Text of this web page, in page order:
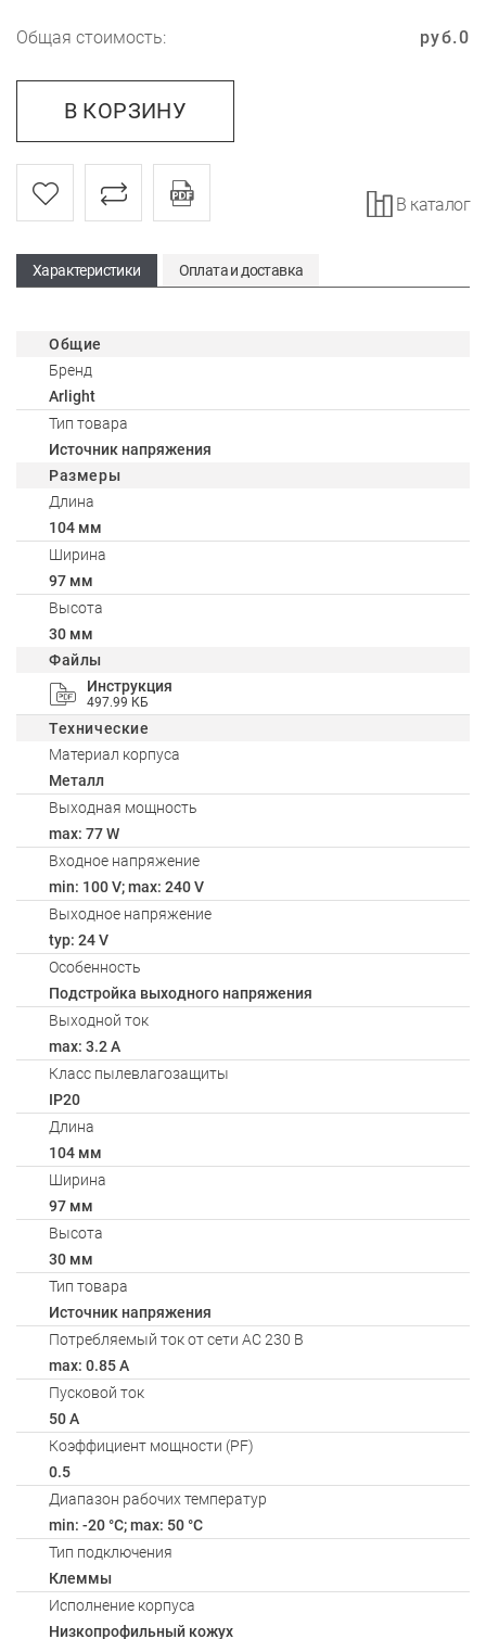
Общая стоимость: 0
руб.
В КОРЗИНУ
В каталог
Характеристики Оплата и доставка
Общие
Бренд
Arlight
Тип товара
Источник напряжения
Размеры
Длина
104 мм
Ширина
97 мм
Высота
30 мм
Файлы
Инструкция
497.99 КБ
Технические
Материал корпуса
Металл
Выходная мощность
max: 77 W
Входное напряжение
min: 100 V; max: 240 V
Выходное напряжение
typ: 24 V
Особенность
Подстройка выходного напряжения
Выходной ток
max: 3.2 A
Класс пылевлагозащиты
IP20
Длина
104 мм
Ширина
97 мм
Высота
30 мм
Тип товара
Источник напряжения
Потребляемый ток от сети AC 230 В
max: 0.85 A
Пусковой ток
50 A
Коэффициент мощности (PF)
0.5
Диапазон рабочих температур
min: -20 °C; max: 50 °C
Тип подключения
Клеммы
Исполнение корпуса
Низкопрофильный кожух